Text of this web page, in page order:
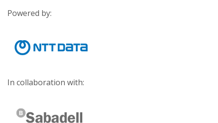
Powered by:
In collaboration with: